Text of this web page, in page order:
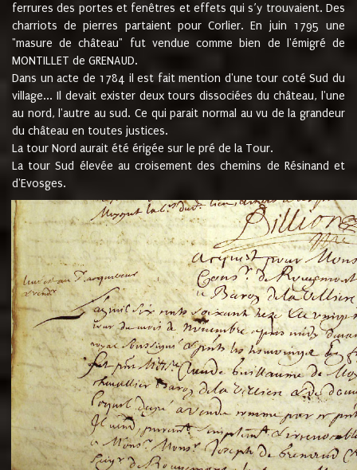
ferrures des portes et fenêtres et effets qui s’y trouvaient. Des
charriots de pierres partaient pour Corlier. En juin 1795 une
"masure de château" fut vendue comme bien de l'émigré de
MONTILLET de GRENAUD.
Dans un acte de 1784 il est fait mention d'une tour coté Sud du
village... Il devait exister deux tours dissociées du château, l'une
au nord, l'autre au sud. Ce qui parait normal au vu de la grandeur
du château en toutes justices.
La tour Nord aurait été érigée sur le pré de la Tour.
La tour Sud élevée au croisement des chemins de Résinand et
d'Evosges.